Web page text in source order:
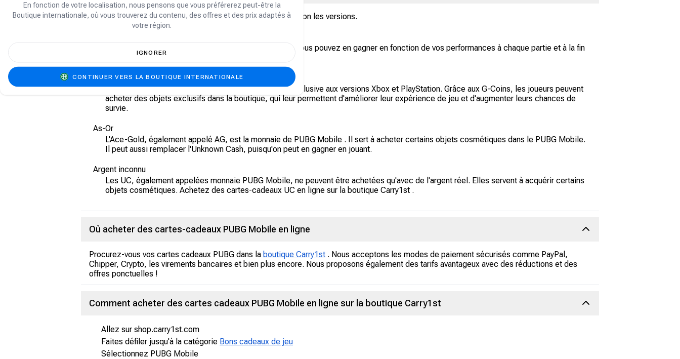
PUBG propose différentesmonnaiesvirtuelles qui varient selon les versions.
Toutes les versions de PUBG utilisent cette monnaie. Vous pouvez en gagner en fonction de vos performances à chaque partie et à la fin
de celle-ci.
G-Coins
Les G-Coins sont la monnaie premium du jeu PUBG, exclusive aux versions Xbox et PlayStation. Grâce aux G-Coins, les joueurs peuvent
acheter des objets exclusifs dans la boutique, qui leur permettent d'améliorer leur expérience de jeu et d'augmenter leurs chances de
survie.
As-Or
L'Ace-Gold, également appelé AG, est la monnaie de PUBG Mobile . Il sert à acheter certains objets cosmétiques dans le PUBG Mobile.
Il peut aussi remplacer l'Unknown Cash, puisqu'on peut en gagner en jouant.
Argent inconnu
Les UC, également appelées monnaie PUBG Mobile, ne peuvent être achetées qu'avec de l'argent réel. Elles servent à acquérir certains
objets cosmétiques. Achetez des cartes-cadeaux UC en ligne sur la boutique Carry1st .
Où acheter des cartes-cadeaux PUBG Mobile en ligne
Procurez-vous vos cartes cadeaux PUBG dans la boutique Carry1st . Nous acceptons les modes de paiement sécurisés comme PayPal,
Chipper, Crypto, les virements bancaires et bien plus encore. Nous proposons également des tarifs avantageux avec des réductions et des
offres ponctuelles !
Comment acheter des cartes cadeaux PUBG Mobile en ligne sur la boutique Carry1st
Allez sur shop.carry1st.com
Faites défiler jusqu'à la catégorie Bons cadeaux de jeu
Sélectionnez PUBG Mobile
En fonction de votre localisation, nous pensons que vous préférerez peut-être la
Boutique internationale, où vous trouverez du contenu, des offres et des prix adaptés à
votre région.
IGNORER
CONTINUER VERS LA BOUTIQUE INTERNATIONALE